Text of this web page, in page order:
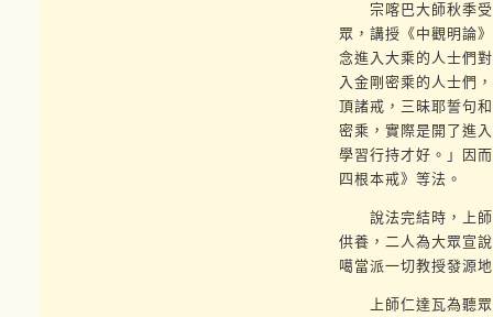
宗喀巴大師秋季受
眾，講授《中觀明論
念進入大乘的人士們
入金剛密乘的人士們
頂諸戒，三昧耶誓句
密乘，實際是開了進
學習行持才好。」因
四根本戒》等法。
說法完結時，上師
供養，二人為大眾宣
噶當派一切教授發源
上師仁達瓦為聽眾